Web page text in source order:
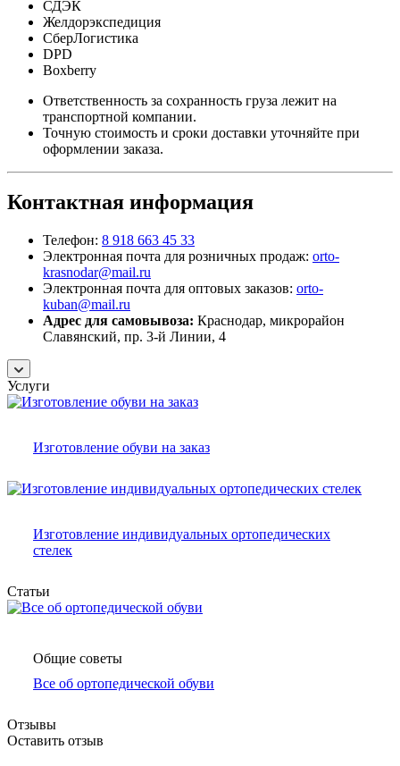
СДЭК
Желдорэкспедиция
СберЛогистика
DPD
Boxberry
Ответственность за сохранность груза лежит на
транспортной компании.
Точную стоимость и сроки доставки уточняйте при
оформлении заказа.
Контактная информация
Телефон: 8 918 663 45 33
Электронная почта для розничных продаж: orto-
krasnodar@mail.ru
Электронная почта для оптовых заказов: orto-
kuban@mail.ru
Адрес для самовывоза: Краснодар, микрорайон
Славянский, пр. 3-й Линии, 4
Услуги
Изготовление обуви на заказ
Изготовление индивидуальных ортопедических
стелек
Статьи
Общие советы
Все об ортопедической обуви
Отзывы
Оставить отзыв